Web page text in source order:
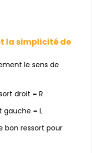
la simplicité de
le sens de
droit = R
gauche = L
bon ressort pour